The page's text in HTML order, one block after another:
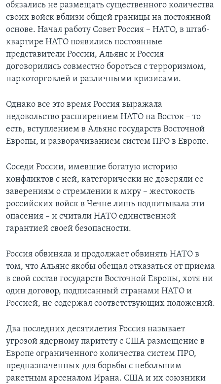
обязались не размещать существенного количества
своих войск вблизи общей границы на постоянной
основе. Начал работу Совет Россия – НАТО, в штаб-
квартире НАТО появились постоянные
представители России, Альянс и Россия
договорились совместно бороться с терроризмом,
наркоторговлей и различными кризисами.
Однако все это время Россия выражала
недовольство расширением НАТО на Восток – то
есть, вступлением в Альянс государств Восточной
Европы, и разворачиванием систем ПРО в Европе.
Соседи России, имевшие богатую историю
конфликтов с ней, категорически не доверяли ее
заверениям о стремлении к миру – жестокость
российских войск в Чечне лишь подпитывала эти
опасения – и считали НАТО единственной
гарантией своей безопасности.
Россия обвиняла и продолжает обвинять НАТО в
том, что Альянс якобы обещал отказаться от приема
в свой состав государств Восточной Европы, хотя ни
один договор, подписанный странами НАТО и
Россией, не содержал соответствующих положений.
Два последних десятилетия Россия называет
угрозой ядерному паритету с США размещение в
Европе ограниченного количества систем ПРО,
предназначенных для борьбы с небольшим
ракетным арсеналом Ирана. США и их союзники